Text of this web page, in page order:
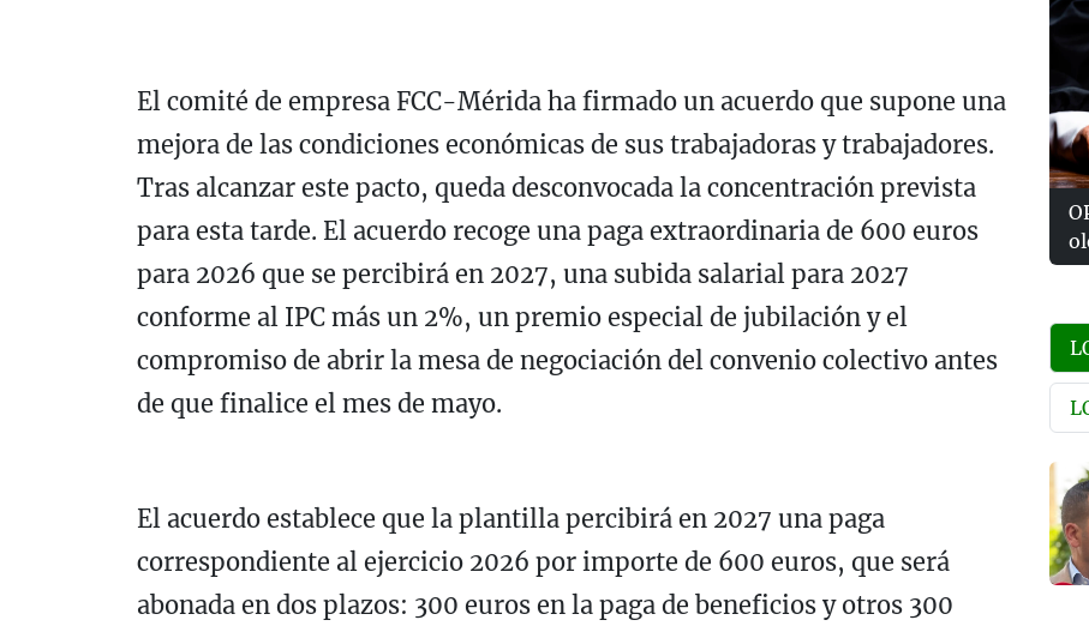
El comité de empresa FCC-Mérida ha firmado un acuerdo que supone una
mejora de las condiciones económicas de sus trabajadoras y trabajadores.
Tras alcanzar este pacto, queda desconvocada la concentración prevista
para esta tarde. El acuerdo recoge una paga extraordinaria de 600 euros
para 2026 que se percibirá en 2027, una subida salarial para 2027
conforme al IPC más un 2%, un premio especial de jubilación y el
compromiso de abrir la mesa de negociación del convenio colectivo antes
de que finalice el mes de mayo.
El acuerdo establece que la plantilla percibirá en 2027 una paga
correspondiente al ejercicio 2026 por importe de 600 euros, que será
abonada en dos plazos: 300 euros en la paga de beneficios y otros 300